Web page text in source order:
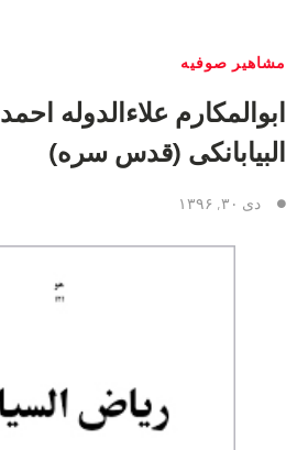
مشاهیر صوفیه
ابوالمکارم علاءالدوله
البیابانکى (قدس سره)‏
دی ۳۰, ۱۳۹۶